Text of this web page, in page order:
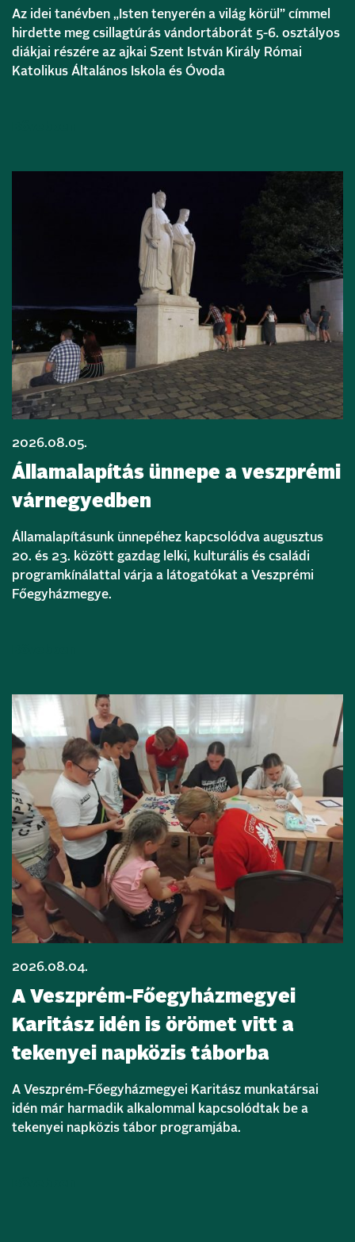
Az idei tanévben „Isten tenyerén a világ körül” címmel
hirdette meg csillagtúrás vándortáborát 5-6. osztályos
diákjai részére az ajkai Szent István Király Római
Katolikus Általános Iskola és Óvoda
2026.08.05.
Államalapítás ünnepe a veszprémi
várnegyedben
Államalapításunk ünnepéhez kapcsolódva augusztus
20. és 23. között gazdag lelki, kulturális és családi
programkínálattal várja a látogatókat a Veszprémi
Főegyházmegye.
2026.08.04.
A Veszprém-Főegyházmegyei
Karitász idén is örömet vitt a
tekenyei napközis táborba
A Veszprém-Főegyházmegyei Karitász munkatársai
idén már harmadik alkalommal kapcsolódtak be a
tekenyei napközis tábor programjába.